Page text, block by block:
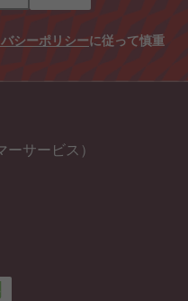
シーポリシーに従って慎重
サービス）